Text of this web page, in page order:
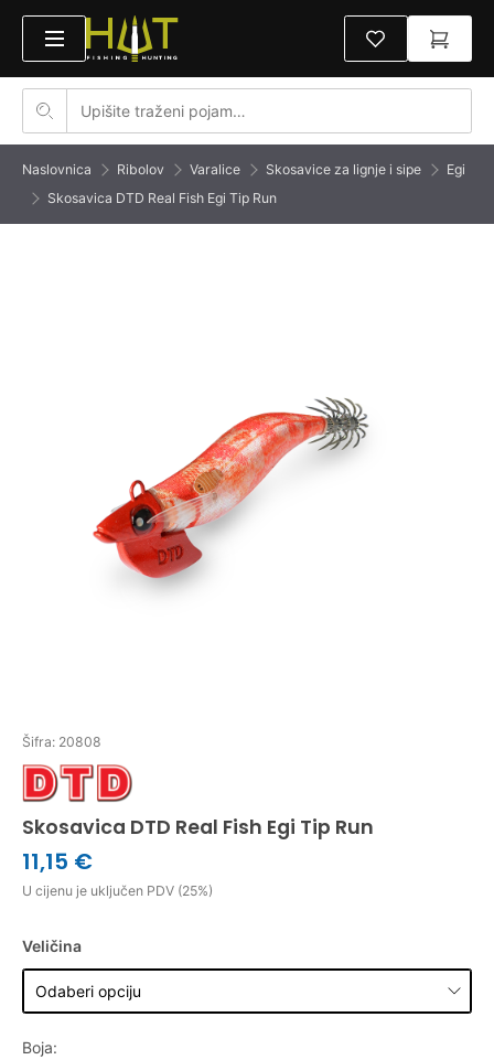
Naslovnica Ribolov Varalice Skosavice za lignje i sipe
Egi
Skosavica DTD Real Fish Egi Tip Run
Šifra: 20808
Skosavica DTD Real Fish Egi Tip Run
11,15 €
U cijenu je uključen PDV (25%)
Veličina
Boja: